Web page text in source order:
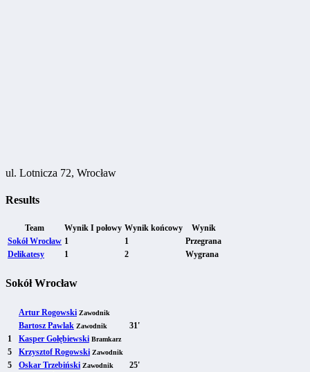
ul. Lotnicza 72, Wrocław
Results
Team Wynik I połowy Wynik końcowy
Wynik
Sokół Wrocław 1 1
Przegrana
Delikatesy
1 2 Wygrana
Sokół Wrocław
Artur Rogowski Zawodnik
Bartosz Pawlak Zawodnik
31'
1
Kasper Gołębiewski Bramkarz
5 Krzysztof Rogowski Zawodnik
5 Oskar Trzebiński Zawodnik
25'